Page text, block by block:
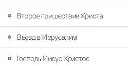
Второе пришествие Христа
Въезд в Иерусалим
Господь Иисус Христос